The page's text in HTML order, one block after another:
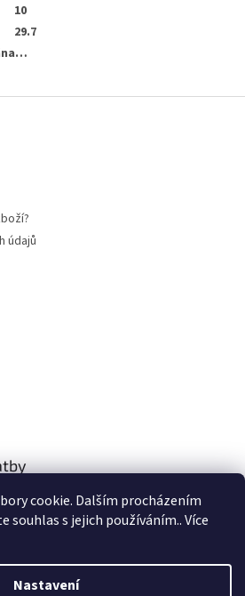
cookie. Dalším procházením
souhlas s jejich používáním.. Více
Nastavení
10
29.7
údajů
Vytvořil Shoptet